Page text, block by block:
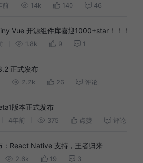
前 14k 140 46
Vue 开源组件库喜迎1000+star！！！
1.8k 9 1
正式发布
2.2k 26 评论
版本正式发布
4年前 375 点赞 评论
：React Native 支持，王者归来
2.6k 19 3